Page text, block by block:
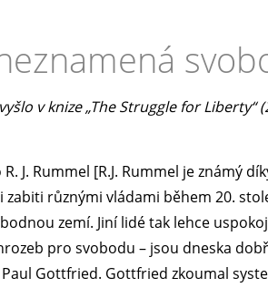
v knize „The Struggle for Liberty“
J. Rummel [R.J. Rummel je známý
různými vládami během 20.
zemí. Jiní lidé tak lehce
pro svobodu – jsou dneska
Gottfried. Gottfried zkoumal